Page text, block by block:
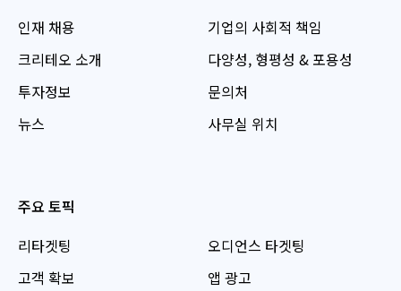
인재 채용
크리테오 소개
투자정보
뉴스
기업의 사회적 책임
다양성, 형평성 & 포용성
문의처
사무실 위치
주요 토픽
리타겟팅
고객 확보
오디언스 타겟팅
앱 광고